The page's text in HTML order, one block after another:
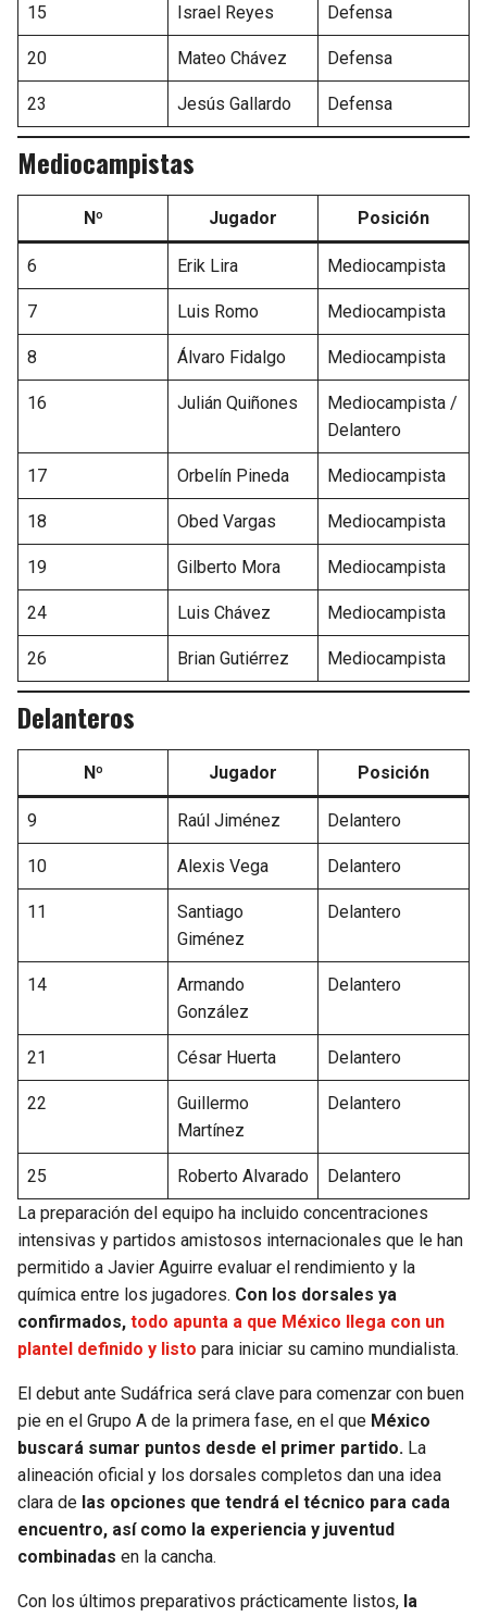
15 Israel Reyes Defensa
20 Mateo Chávez Defensa
23 Jesús Gallardo Defensa
Mediocampistas
Nº Jugador Posición
6 Erik Lira Mediocampista
7 Luis Romo Mediocampista
8 Álvaro Fidalgo Mediocampista
16 Julián Quiñones
Mediocampista /
Delantero
17 Orbelín Pineda Mediocampista
18 Obed Vargas Mediocampista
19 Gilberto Mora Mediocampista
24 Luis Chávez Mediocampista
26 Brian Gutiérrez Mediocampista
Delanteros
Nº Jugador Posición
9 Raúl Jiménez Delantero
10 Alexis Vega Delantero
11
Santiago
Giménez
Delantero
14
Armando
González
Delantero
21 César Huerta Delantero
22
Guillermo
Martínez
Delantero
25 Roberto Alvarado
Delantero
La preparación del equipo ha incluido concentraciones
intensivas y partidos amistosos internacionales que le han
permitido a Javier Aguirre evaluar el rendimiento y la
química entre los jugadores. Con los dorsales ya
confirmados, todo apunta a que México llega con un
plantel definido y listo para iniciar su camino mundialista.
El debut ante Sudáfrica será clave para comenzar con buen
pie en el Grupo A de la primera fase, en el que México
buscará sumar puntos desde el primer partido. La
alineación oficial y los dorsales completos dan una idea
clara de las opciones que tendrá el técnico para cada
encuentro, así como la experiencia y juventud
combinadas en la cancha.
Con los últimos preparativos prácticamente listos, la